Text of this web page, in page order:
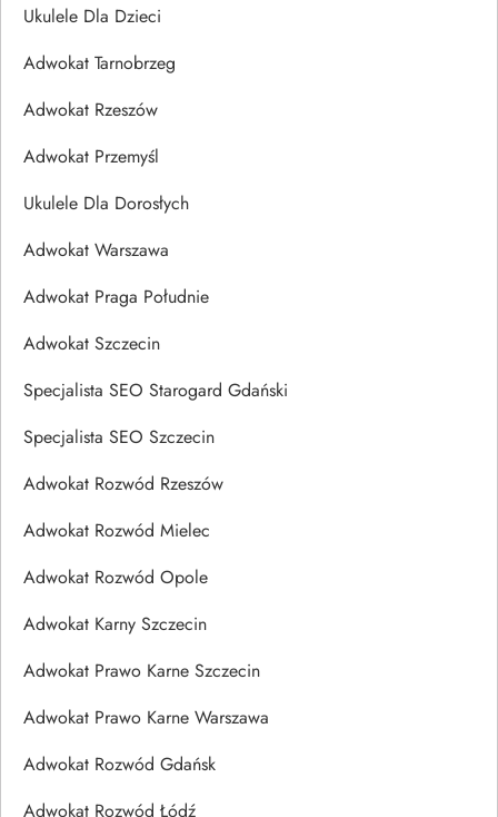
Ukulele Dla Dzieci
Adwokat Tarnobrzeg
Adwokat Rzeszów
Adwokat Przemyśl
Ukulele Dla Dorosłych
Adwokat Warszawa
Adwokat Praga Południe
Adwokat Szczecin
Specjalista SEO Starogard Gdański
Specjalista SEO Szczecin
Adwokat Rozwód Rzeszów
Adwokat Rozwód Mielec
Adwokat Rozwód Opole
Adwokat Karny Szczecin
Adwokat Prawo Karne Szczecin
Adwokat Prawo Karne Warszawa
Adwokat Rozwód Gdańsk
Adwokat Rozwód Łódź